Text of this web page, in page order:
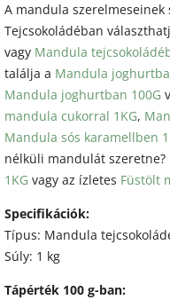
A mandula
Tejcsokoládéban
vagy Mandula
találja a Mandula
Mandula joghurtban 100G
mandula cukorral 1KG,
Mandula sós karamellben
nélküli mandulát szeretne?
1KG vagy az ízletes Füstölt
Specifikációk:
Típus: Mandula
Súly: 1 kg
Tápérték 100 g-ban: